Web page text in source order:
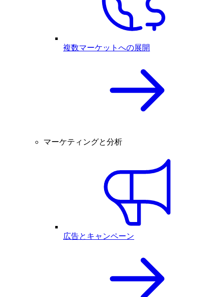
複数マーケットへの展開
マーケティングと分析
広告とキャンペーン